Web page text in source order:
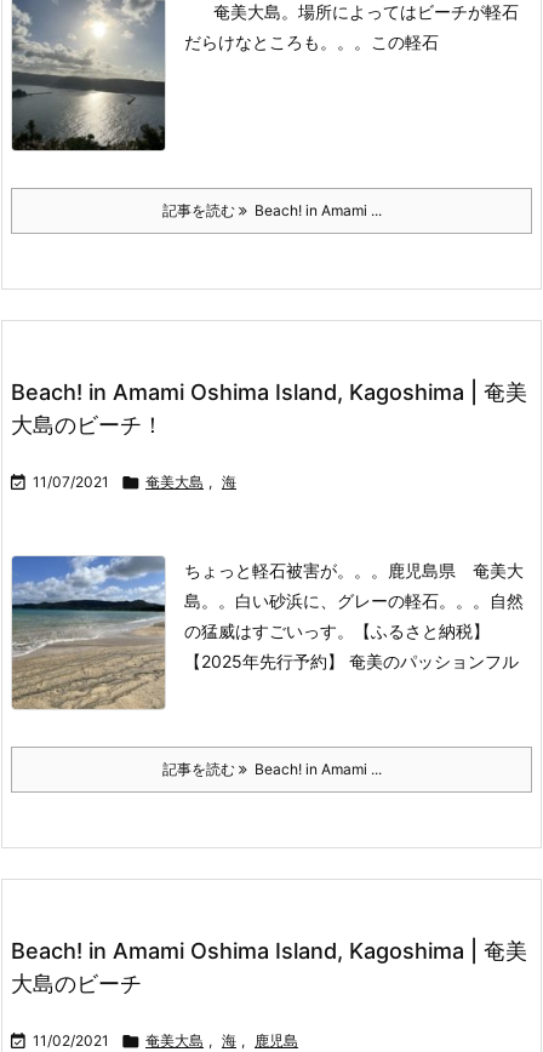
奄美大島。場所によってはビーチが軽石
だらけなところも。。。
この軽石
記事を読む Beach! in Amami ...
Beach! in Amami Oshima Island, Kagoshima | 奄美
大島のビーチ！
 11/07/2021  奄美大島 , 海
ちょっと軽石被害が。。。
鹿児島県 奄美大
島。。 白い砂浜に、グレーの軽石。。。
自然
の猛威はすごいっす。
【ふるさと納税】
【2025年先行予約】 奄美のパッションフル
記事を読む Beach! in Amami ...
Beach! in Amami Oshima Island, Kagoshima | 奄美
大島のビーチ
 11/02/2021  奄美大島 , 海 , 鹿児島